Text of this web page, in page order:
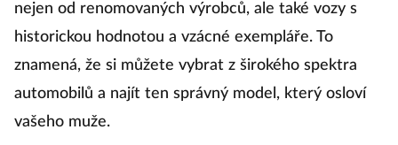
nejen od renomovaných výrobců, ale také vozy s
historickou hodnotou a vzácné exempláře. To
znamená, že si můžete vybrat z širokého spektra
automobilů a najít ten správný model, který osloví
vašeho muže.